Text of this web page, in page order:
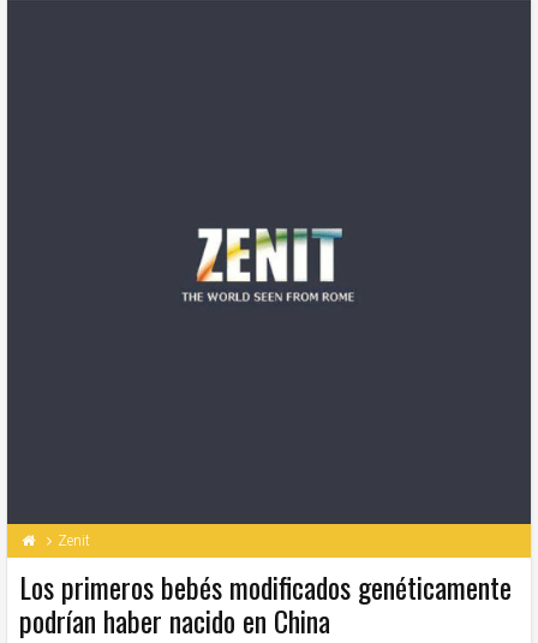
Zenit
Los primeros bebés modificados genéticamente
podrían haber nacido en China